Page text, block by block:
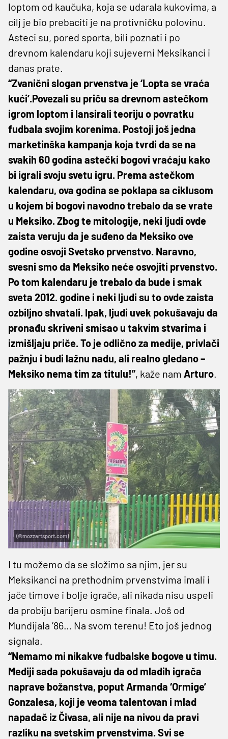
loptom od kaučuka, koja se udarala kukovima, a
cilj je bio prebaciti je na protivničku polovinu.
Asteci su, pored sporta, bili poznati i po
drevnom kalendaru koji sujeverni Meksikanci i
danas prate.
“Zvanični slogan prvenstva je ‘Lopta se vraća
kući’.Povezali su priču sa drevnom astečkom
igrom loptom i lansirali teoriju o povratku
fudbala svojim korenima. Postoji još jedna
marketinška kampanja koja tvrdi da se na
svakih 60 godina astečki bogovi vraćaju kako
bi igrali svoju svetu igru. Prema astečkom
kalendaru, ova godina se poklapa sa ciklusom
u kojem bi bogovi navodno trebalo da se vrate
u Meksiko. Zbog te mitologije, neki ljudi ovde
zaista veruju da je suđeno da Meksiko ove
godine osvoji Svetsko prvenstvo. Naravno,
svesni smo da Meksiko neće osvojiti prvenstvo.
Po tom kalendaru je trebalo da bude i smak
sveta 2012. godine i neki ljudi su to ovde zaista
ozbiljno shvatali. Ipak, ljudi uvek pokušavaju da
pronađu skriveni smisao u takvim stvarima i
izmišljaju priče. To je odlično za medije, privlači
pažnju i budi lažnu nadu, ali realno gledano –
Meksiko nema tim za titulu!”, kaže nam Arturo.
(©mozzartsport.com)
I tu možemo da se složimo sa njim, jer su
Meksikanci na prethodnim prvenstvima imali i
jače timove i bolje igrače, ali nikada nisu uspeli
da probiju barijeru osmine finala. Još od
Mundijala ’86… Na svom terenu! Eto još jednog
signala.
“Nemamo mi nikakve fudbalske bogove u timu.
Mediji sada pokušavaju da od mladih igrača
naprave božanstva, poput Armanda ‘Ormige’
Gonzalesa, koji je veoma talentovan i mlad
napadač iz Čivasa, ali nije na nivou da pravi
razliku na svetskim prvenstvima. Svi se